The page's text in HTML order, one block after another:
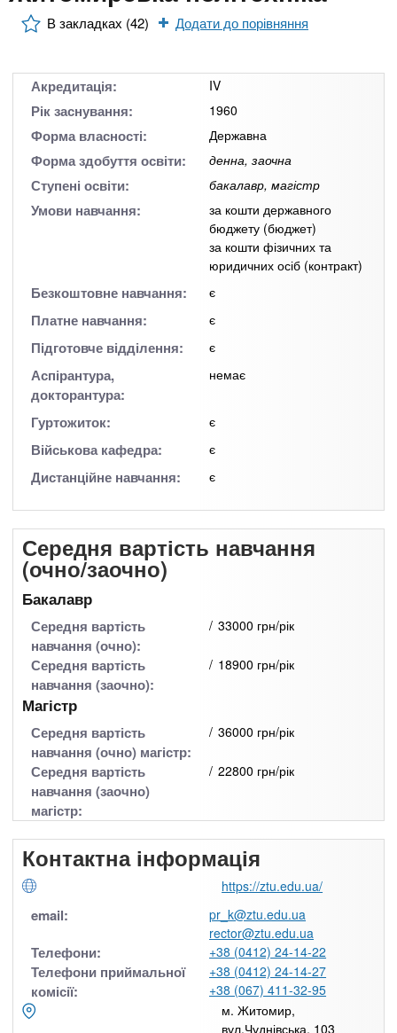
n
t
s
o
За кордоном
В закладках (42) Додати до порівняння
Акредитація: IV
Рік заснування: 1960
Форма власності: Державна
Форма здобуття освіти: денна, заочна
Ступені освіти: бакалавр, магістр
Умови навчання:
за кошти державного
бюджету (бюджет)
за кошти фізичних та
юридичних осіб (контракт)
Безкоштовне навчання: є
Платне навчання: є
Підготовче відділення: є
Аспірантура,
докторантура:
немає
Гуртожиток: є
Військова кафедра: є
Дистанційне навчання: є
Середня вартість навчання
(очно/заочно)
Бакалавр
Середня вартість
навчання (очно):
33000 грн/рік
Середня вартість
навчання (заочно):
18900 грн/рік
Магістр
Середня вартість
навчання (очно) магістр:
36000 грн/рік
Середня вартість
навчання (заочно)
магістр:
22800 грн/рік
Контактна інформація
https://ztu.edu.ua/
email:
pr_k@ztu.edu.ua
rector@ztu.edu.ua
Телефони: +38 (0412) 24-14-22
Телефони приймальної
комісії:
+38 (0412) 24-14-27
+38 (067) 411-32-95
м. Житомир,
вул.Чуднівська, 103